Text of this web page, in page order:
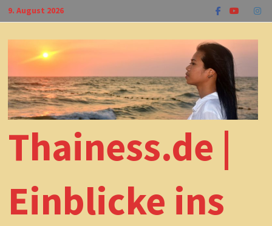
Zum
Inhalt
springen
9. August 2026
Thainess.de |
Einblicke ins